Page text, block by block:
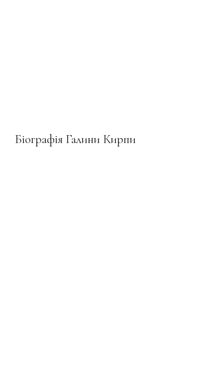
Біографія Галини Кирпи